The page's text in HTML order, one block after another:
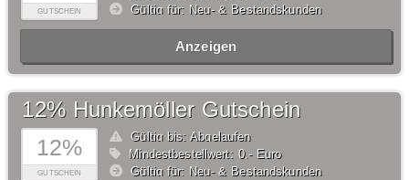
GUTSCHEIN
Gültig für: Neu- & Bestandskunden
Anzeigen
12%
GUTSCHEIN
12% Hunkemöller Gutschein
Gültig bis: Abgelaufen
Mindestbestellwert: 0,- Euro
Gültig für: Neu- & Bestandskunden